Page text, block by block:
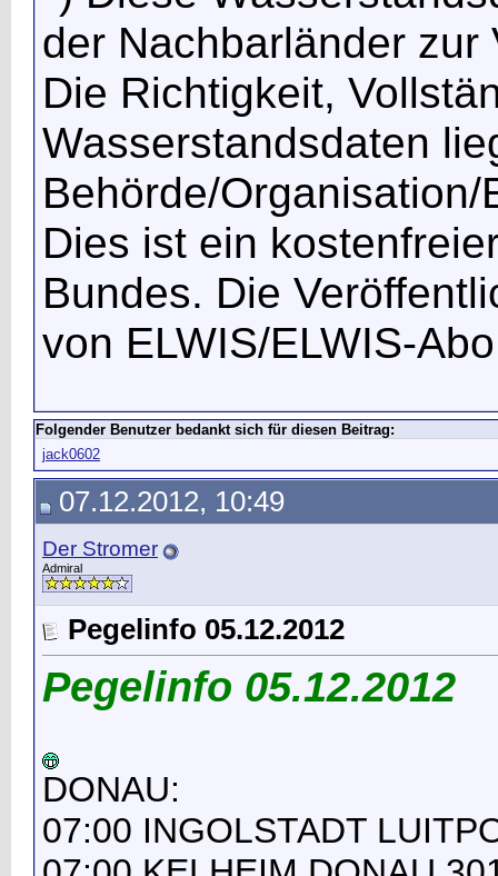
der Nachbarländer
Die Richtigkeit,
Wasserstandsdaten
Behörde/Organisation/
Dies ist ein
Bundes. Die
von ELWIS/ELWIS-
Folgender Benutzer bedankt sich für diesen Beitrag:
jack0602
07.12.2012, 10:49
Der Stromer
Admiral
Pegelinfo 05.12.2012
Pegelinfo 05.12.2012
DONAU:
07:00 INGOLSTADT